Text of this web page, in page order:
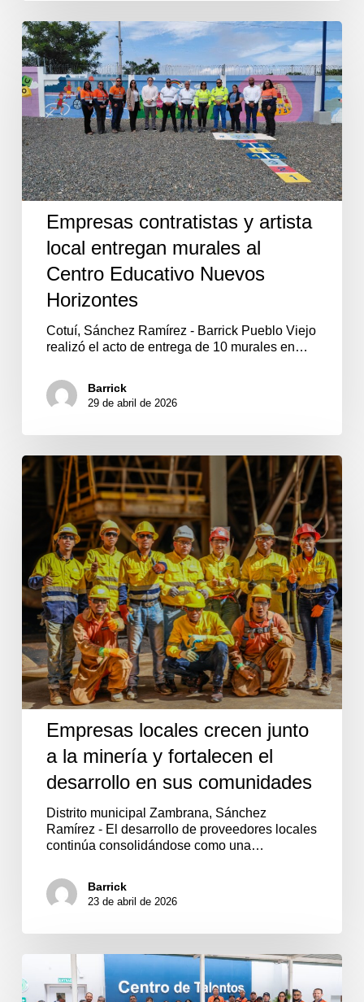
Empresas
contratistas
y
artista
local
entregan
murales
al
Centro
Educativo
Nuevos
Empresas contratistas y artista
local entregan murales al
Centro Educativo Nuevos
Horizontes
Cotuí, Sánchez Ramírez - Barrick Pueblo Viejo
realizó el acto de entrega de 10 murales en…
Barrick
29 de abril de 2026
Empresas
locales
crecen
junto
minería
fortalecen
el
desarrollo
en
sus
comunidades
Empresas locales crecen junto
a la minería y fortalecen el
desarrollo en sus comunidades
Distrito municipal Zambrana, Sánchez
Ramírez - El desarrollo de proveedores locales
continúa consolidándose como una…
Barrick
23 de abril de 2026
Pueblo
Viejo